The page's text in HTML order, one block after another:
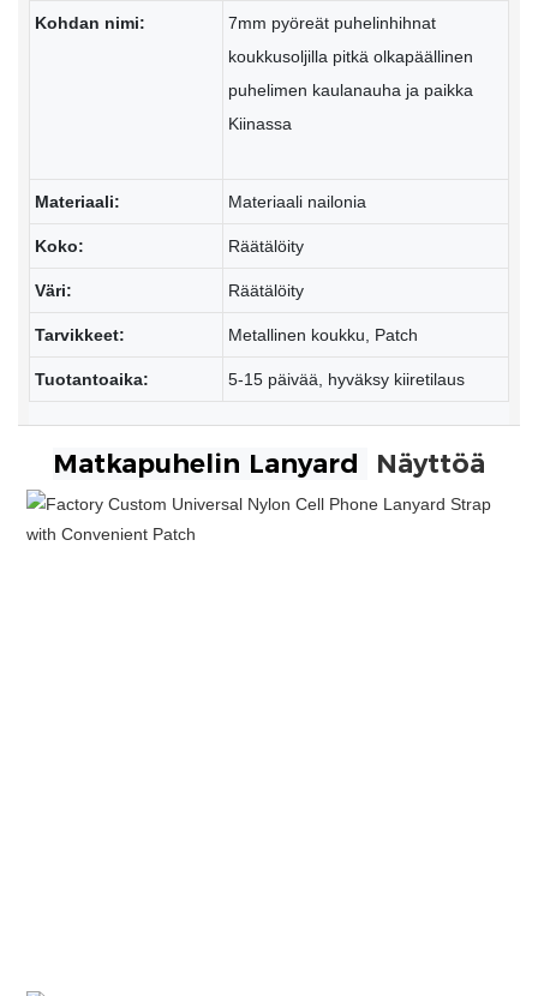
Kohdan nimi:
7mm pyöreät puhelinhihnat
koukkusoljilla pitkä olkapäällinen
puhelimen kaulanauha ja paikka
Kiinassa
Materiaali: Materiaali nailonia
Koko: Räätälöity
Väri: Räätälöity
Tarvikkeet: Metallinen koukku, Patch
Tuotantoaika: 5-15 päivää, hyväksy kiiretilaus
Matkapuhelin Lanyard Näyttöä